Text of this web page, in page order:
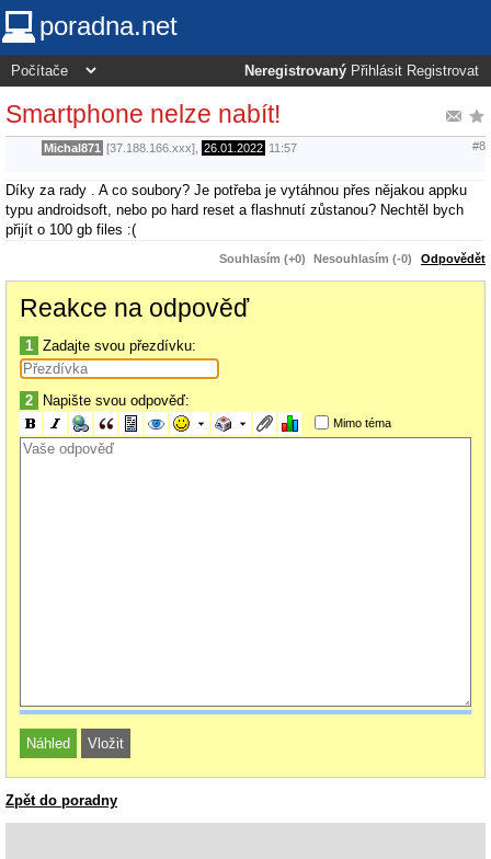
poradna.net
Neregistrovaný Přihlásit Registrovat
Smartphone nelze nabít!
Michal871 [37.188.166.xxx], 26.01.2022 11:57 #8
Díky za rady . A co soubory? Je potřeba je vytáhnou přes nějakou appku
typu androidsoft, nebo po hard reset a flashnutí zůstanou? Nechtěl bych
přijít o 100 gb files :(
Souhlasím (+0) Nesouhlasím (-0) Odpovědět
Reakce na odpověď
1 Zadajte svou přezdívku:
2 Napište svou odpověď:
Mimo téma
Zpět do poradny